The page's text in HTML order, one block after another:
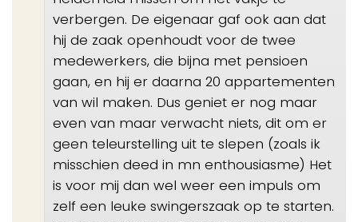
verbergen. De eigenaar gaf ook aan dat
hij de zaak openhoudt voor de twee
medewerkers, die bijna met pensioen
gaan, en hij er daarna 20 appartementen
van wil maken. Dus geniet er nog maar
even van maar verwacht niets, dit om er
geen teleurstelling uit te slepen (zoals ik
misschien deed in mn enthousiasme) Het
is voor mij dan wel weer een impuls om
zelf een leuke swingerszaak op te starten.